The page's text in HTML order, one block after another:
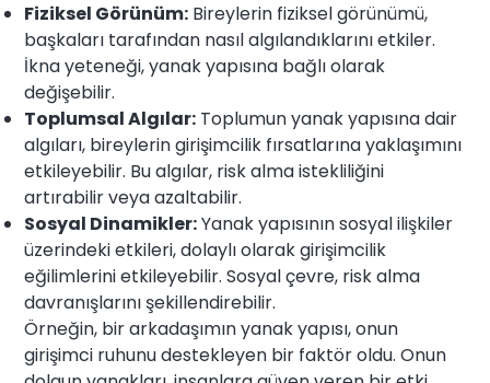
Fiziksel Görünüm: Bireylerin fiziksel görünümü,
başkaları tarafından nasıl algılandıklarını etkiler.
İkna yeteneği, yanak yapısına bağlı olarak
değişebilir.
Toplumsal Algılar: Toplumun yanak yapısına dair
algıları, bireylerin girişimcilik fırsatlarına yaklaşımını
etkileyebilir. Bu algılar, risk alma istekliliğini
artırabilir veya azaltabilir.
Sosyal Dinamikler:Yanak yapısının sosyal ilişkiler
üzerindeki etkileri, dolaylı olarak girişimcilik
eğilimlerini etkileyebilir. Sosyal çevre, risk alma
davranışlarını şekillendirebilir.
Örneğin, bir arkadaşımın yanak yapısı, onun
girişimci ruhunu destekleyen bir faktör oldu. Onun